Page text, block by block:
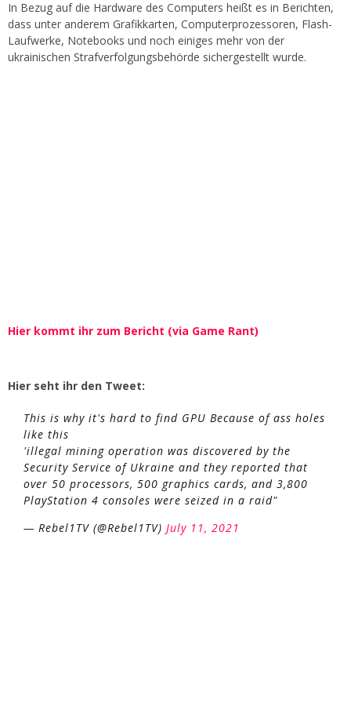
In Bezug auf die Hardware des Computers heißt es in Berichten,
dass unter anderem Grafikkarten, Computerprozessoren, Flash-
Laufwerke, Notebooks und noch einiges mehr von der
ukrainischen Strafverfolgungsbehörde sichergestellt wurde.
Hier kommt ihr zum Bericht (via Game Rant)
Hier seht ihr den Tweet:
This is why it's hard to find GPU Because of ass holes
like this
'illegal mining operation was discovered by the
Security Service of Ukraine and they reported that
over 50 processors, 500 graphics cards, and 3,800
PlayStation 4 consoles were seized in a raid"
— Rebel1TV (@Rebel1TV) July 11, 2021